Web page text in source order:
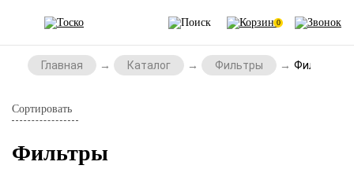
0
Главная Каталог Фильтры Фильтры
Сортировать
Фильтры